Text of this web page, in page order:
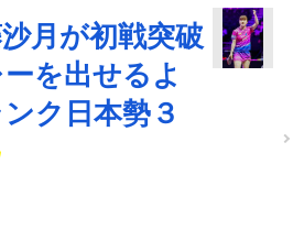
沙月が初戦突破
ーを出せるよ
ク日本勢３